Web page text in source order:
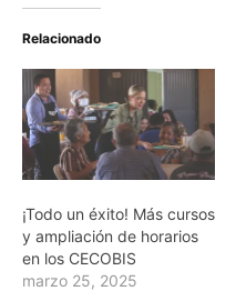
Relacionado
¡Todo un éxito! Más cursos
y ampliación de horarios
en los CECOBIS
marzo 25, 2025